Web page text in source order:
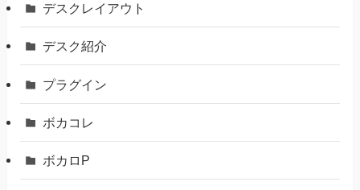
デスクレイアウト
デスク紹介
プラグイン
ボカコレ
ボカロP